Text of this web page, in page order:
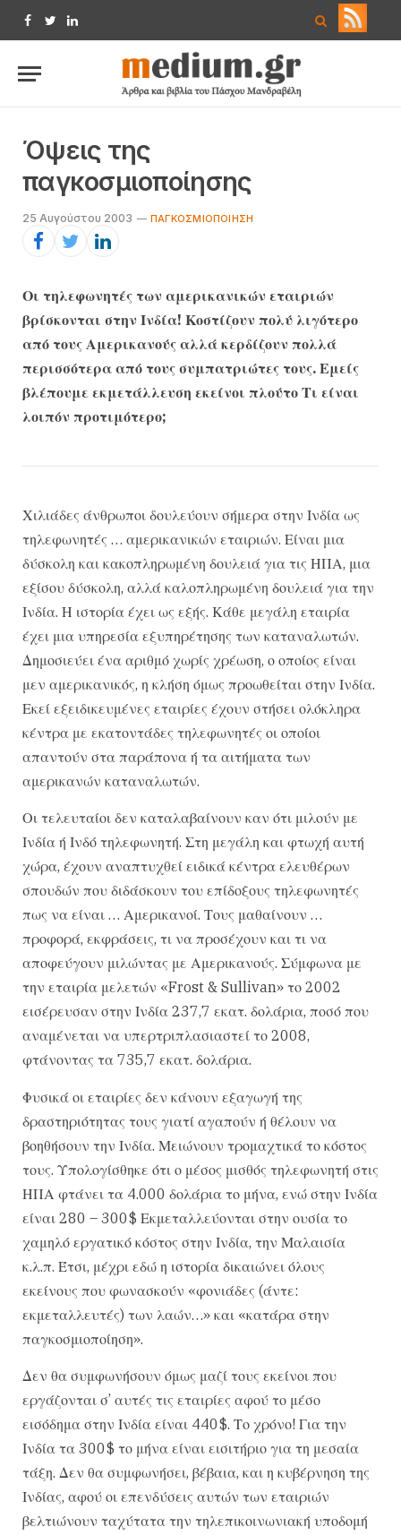
Facebook
TwitterLinkedIn
Όψεις της
παγκοσμιοποίησης
25 Αυγούστου 2003 ΠΑΓΚΟΣΜΙΟΠΟΊΗΣΗ
Οι τηλεφωνητές των αμερικανικών εταιριών
βρίσκονται στην Ινδία! Κοστίζουν πολύ λιγότερο
από τους Αμερικανούς αλλά κερδίζουν πολλά
περισσότερα από τους συμπατριώτες τους. Εμείς
βλέπουμε εκμετάλλευση εκείνοι πλούτο Τι είναι
λοιπόν προτιμότερο;
Χιλιάδες άνθρωποι δουλεύουν σήμερα στην Ινδία ως
τηλεφωνητές … αμερικανικών εταιριών. Είναι μια
δύσκολη και κακοπληρωμένη δουλειά για τις ΗΠΑ, μια
εξίσου δύσκολη, αλλά καλοπληρωμένη δουλειά για την
Ινδία. Η ιστορία έχει ως εξής. Κάθε μεγάλη εταιρία
έχει μια υπηρεσία εξυπηρέτησης των καταναλωτών.
Δημοσιεύει ένα αριθμό χωρίς χρέωση, ο οποίος είναι
μεν αμερικανικός, η κλήση όμως προωθείται στην Ινδία.
Εκεί εξειδικευμένες εταιρίες έχουν στήσει ολόκληρα
κέντρα με εκατοντάδες τηλεφωνητές οι οποίοι
απαντούν στα παράπονα ή τα αιτήματα των
αμερικανών καταναλωτών.
Οι τελευταίοι δεν καταλαβαίνουν καν ότι μιλούν με
Ινδία ή Ινδό τηλεφωνητή. Στη μεγάλη και φτωχή αυτή
χώρα, έχουν αναπτυχθεί ειδικά κέντρα ελευθέρων
σπουδών που διδάσκουν του επίδοξους τηλεφωνητές
πως να είναι … Αμερικανοί. Τους μαθαίνουν …
προφορά, εκφράσεις, τι να προσέχουν και τι να
αποφεύγουν μιλώντας με Αμερικανούς. Σύμφωνα με
την εταιρία μελετών «Frost & Sullivan» το 2002
εισέρευσαν στην Ινδία 237,7 εκατ. δολάρια, ποσό που
αναμένεται να υπερτριπλασιαστεί το 2008,
φτάνοντας τα 735,7 εκατ. δολάρια.
Φυσικά οι εταιρίες δεν κάνουν εξαγωγή της
δραστηριότητας τους γιατί αγαπούν ή θέλουν να
βοηθήσουν την Ινδία. Μειώνουν τρομαχτικά το κόστος
τους. Υπολογίσθηκε ότι ο μέσος μισθός τηλεφωνητή στις
ΗΠΑ φτάνει τα 4.000 δολάρια το μήνα, ενώ στην Ινδία
είναι 280 – 300$ Εκμεταλλεύονται στην ουσία το
χαμηλό εργατικό κόστος στην Ινδία, την Μαλαισία
κ.λ.π. Έτσι, μέχρι εδώ η ιστορία δικαιώνει όλους
εκείνους που φωνασκούν «φονιάδες (άντε:
εκμεταλλευτές) των λαών…» και «κατάρα στην
παγκοσμιοποίηση».
Δεν θα συμφωνήσουν όμως μαζί τους εκείνοι που
εργάζονται σ’ αυτές τις εταιρίες αφού το μέσο
εισόδημα στην Ινδία είναι 440$. Το χρόνο! Για την
Ινδία τα 300$ το μήνα είναι εισιτήριο για τη μεσαία
τάξη. Δεν θα συμφωνήσει, βέβαια, και η κυβέρνηση της
Ινδίας, αφού οι επενδύσεις αυτών των εταιριών
βελτιώνουν ταχύτατα την τηλεπικοινωνιακή υποδομή